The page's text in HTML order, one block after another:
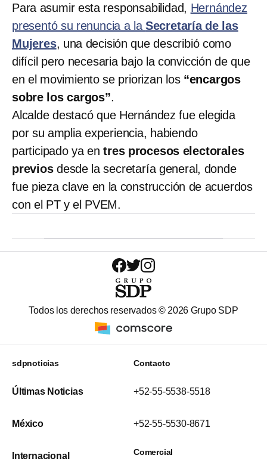
Para asumir esta responsabilidad, Hernández
presentó su renuncia a la Secretaría de las
Mujeres, una decisión que describió como
difícil pero necesaria bajo la convicción de que
en el movimiento se priorizan los “encargos
sobre los cargos”.
Alcalde destacó que Hernández fue elegida
por su amplia experiencia, habiendo
participado ya entres procesos electorales
previosdesde la secretaría general, donde
fue pieza clave en la construcción de acuerdos
con el PT y el PVEM.
Todos los derechos reservados © 2026 Grupo SDP
sdpnoticias
Últimas Noticias
México
Internacional
Contacto
+52-55-5538-5518
+52-55-5530-8671
Comercial